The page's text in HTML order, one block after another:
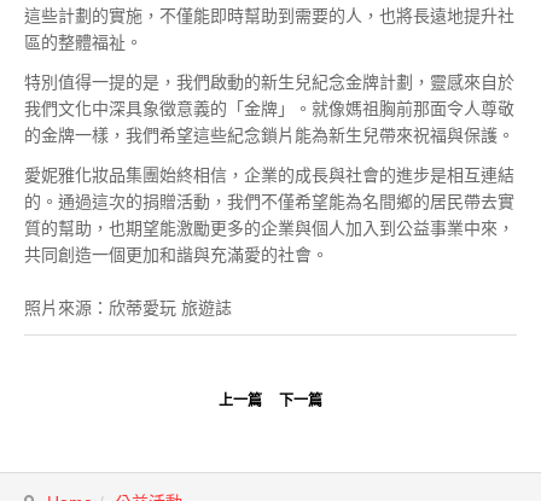
這些計劃的實施，不僅能即時幫助到需要的人，也將長遠地提升社
區的整體福祉。
特別值得一提的是，我們啟動的新生兒紀念金牌計劃，靈感來自於
我們文化中深具象徵意義的「金牌」。就像媽祖胸前那面令人尊敬
的金牌一樣，我們希望這些紀念鎖片能為新生兒帶來祝福與保護。
愛妮雅化妝品集團始終相信，企業的成長與社會的進步是相互連結
的。通過這次的捐贈活動，我們不僅希望能為名間鄉的居民帶去實
質的幫助，也期望能激勵更多的企業與個人加入到公益事業中來，
共同創造一個更加和諧與充滿愛的社會。
照片來源：欣蒂愛玩 旅遊誌
上一篇 下一篇